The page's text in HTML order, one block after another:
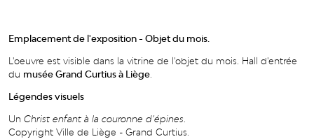
Emplacement de l'exposition - Objet du mois.
L'oeuvre est visible dans la vitrine de l'objet du mois. Hall d'entrée
du musée Grand Curtius à Liège
Légendes visuels
Un Christ enfant à la couronne d’épines
Copyright Ville de Liège - Grand Curtius.